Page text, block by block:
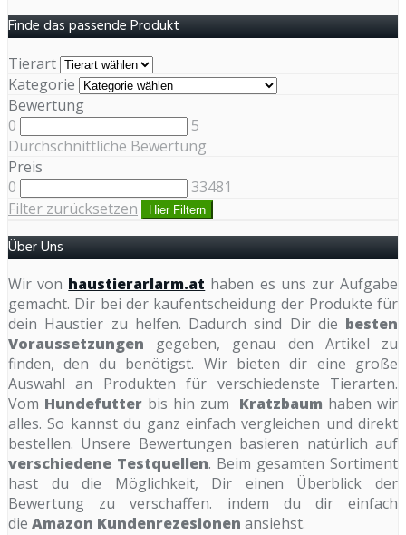
Finde das passende Produkt
Tierart
Kategorie
Bewertung
0
5
Durchschnittliche Bewertung
Preis
0
33481
Filter zurücksetzen
Hier Filtern
Über Uns
Wir von haustierarlarm.at haben es uns zur Aufgabe
gemacht. Dir bei der kaufentscheidung der Produkte für
dein Haustier zu helfen. Dadurch sind Dir die besten
Voraussetzungen gegeben, genau den Artikel zu
finden, den du benötigst. Wir bieten dir eine große
Auswahl an Produkten für verschiedenste Tierarten.
Vom Hundefutter bis hin zum Kratzbaum haben wir
alles. So kannst du ganz einfach vergleichen und direkt
bestellen. Unsere Bewertungen basieren natürlich auf
verschiedene Testquellen. Beim gesamten Sortiment
hast du die Möglichkeit, Dir einen Überblick der
Bewertung zu verschaffen. indem du dir einfach
die Amazon Kundenrezesionen ansiehst.